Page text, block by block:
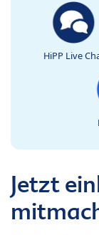
HiPP Live
Jetzt